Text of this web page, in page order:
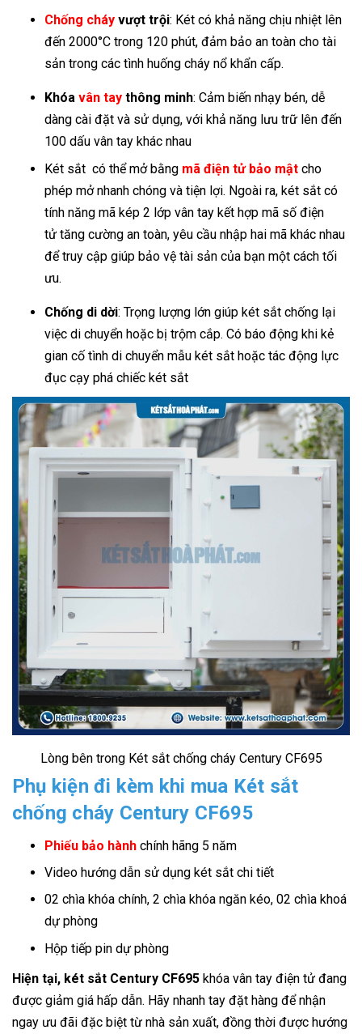
Chống cháy vượt trội: Két có khả năng chịu nhiệt lên
đến 2000°C trong 120 phút, đảm bảo an toàn cho tài
sản trong các tình huống cháy nổ khẩn cấp.
Khóa vân tay thông minh: Cảm biến nhạy bén, dễ
dàng cài đặt và sử dụng, với khả năng lưu trữ lên đến
100 dấu vân tay khác nhau
Két sắt có thể mở bằng mã điện tử bảo mật cho
phép mở nhanh chóng và tiện lợi. Ngoài ra, két sắt có
tính năng mã kép 2 lớp vân tay kết hợp mã số điện
tử tăng cường an toàn, yêu cầu nhập hai mã khác nhau
để truy cập giúp bảo vệ tài sản của bạn một cách tối
ưu.
Chống di dời: Trọng lượng lớn giúp két sắt chống lại
việc di chuyển hoặc bị trộm cắp. Có báo động khi kẻ
gian cố tình di chuyển mẫu két sắt hoặc tác động lực
đục cạy phá chiếc két sắt
Lòng bên trong Két sắt chống cháy Century CF695
Phụ kiện đi kèm khi mua Két sắt
chống cháy Century CF695
Phiếu bảo hành chính hãng 5 năm
Video hướng dẫn sử dụng két sắt chi tiết
02 chìa khóa chính, 2 chìa khóa ngăn kéo, 02 chìa khoá
dự phòng
Hộp tiếp pin dự phòng
Hiện tại, két sắt Century CF695 khóa vân tay điện tử đang
được giảm giá hấp dẫn. Hãy nhanh tay đặt hàng để nhận
ngay ưu đãi đặc biệt từ nhà sản xuất, đồng thời được hướng